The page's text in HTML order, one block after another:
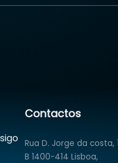
Contactos
Rua D. Jorge da costa,
B 1400-414 Lisboa,